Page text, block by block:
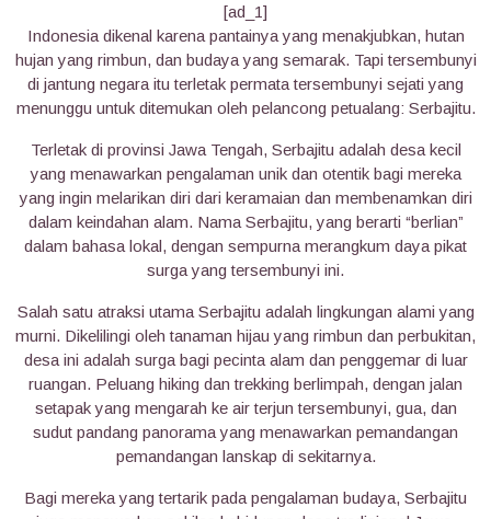
[ad_1]
Indonesia dikenal karena pantainya yang menakjubkan, hutan
hujan yang rimbun, dan budaya yang semarak. Tapi tersembunyi
di jantung negara itu terletak permata tersembunyi sejati yang
menunggu untuk ditemukan oleh pelancong petualang: Serbajitu.
Terletak di provinsi Jawa Tengah, Serbajitu adalah desa kecil
yang menawarkan pengalaman unik dan otentik bagi mereka
yang ingin melarikan diri dari keramaian dan membenamkan diri
dalam keindahan alam. Nama Serbajitu, yang berarti “berlian”
dalam bahasa lokal, dengan sempurna merangkum daya pikat
surga yang tersembunyi ini.
Salah satu atraksi utama Serbajitu adalah lingkungan alami yang
murni. Dikelilingi oleh tanaman hijau yang rimbun dan perbukitan,
desa ini adalah surga bagi pecinta alam dan penggemar di luar
ruangan. Peluang hiking dan trekking berlimpah, dengan jalan
setapak yang mengarah ke air terjun tersembunyi, gua, dan
sudut pandang panorama yang menawarkan pemandangan
pemandangan lanskap di sekitarnya.
Bagi mereka yang tertarik pada pengalaman budaya, Serbajitu